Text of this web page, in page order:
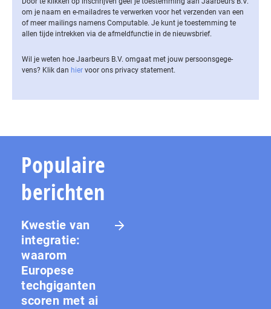
om je naam en e-mailadres te verwerken voor het verzenden van een
of meer mailings namens Computable. Je kunt je toestemming te
allen tijde intrekken via de af­meld­func­tie in de nieuwsbrief.
Wil je weten hoe Jaarbeurs B.V. omgaat met jouw per­soons­ge­ge­
vens? Klik dan hier voor ons privacy statement.
Populaire
berichten
Kwestie van
integratie:
waarom
Europese
techgiganten
scoren met ai